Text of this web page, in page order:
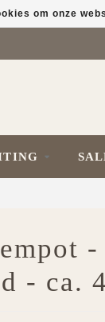
- ca.
om onze